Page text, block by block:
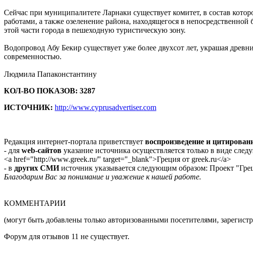
Сейчас при муниципалитете Ларнаки существует комитет, в состав
работами, а также озеленение района, находящегося в
этой части города в пешеходную туристическую зону.
Водопровод Абу Бекир существует уже более двухсот лет, украшая
современностью.
Людмила Папаконстантину
КОЛ-ВО ПОКАЗОВ: 3287
ИСТОЧНИК: http://www.cyprusadvertiser.com
Редакция интернет-портала приветствует воспроизведение и
- для web-сайтов указание источника осуществляется только в виде
<a href="http://www.greek.ru/" target="_blank">Греция от greek.ru</a>
- в других СМИисточник указывается следующим образом: Проект
Благодарим Вас за понимание и уважение к нашей работе.
КОММЕНТАРИИ
(могут быть добавлены только авторизованными посетителями,
Форум для отзывов 11 не существует.